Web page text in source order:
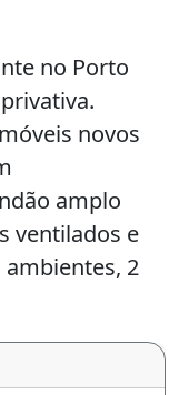
no Porto
novos
amplo
ventilados e
2
de
em excelente